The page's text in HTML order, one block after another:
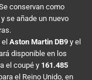
conservan como
y se añade un nuevo
el Aston Martin DB9 y el
disponible en los
el coupé y 161.485
el Reino Unido, en